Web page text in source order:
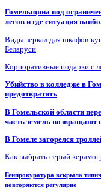
Гомельщина под
лесов и где ситуация
Виды зеркал для шкафов-
Беларуси
Корпоративные подарки с
Убийство в колледже в
предотвратить
В Гомельской области
часть земель возвращают
В Гомеле загорелся
Как выбрать серый
Генпрокуратура вскрыла
повторяются регулярно